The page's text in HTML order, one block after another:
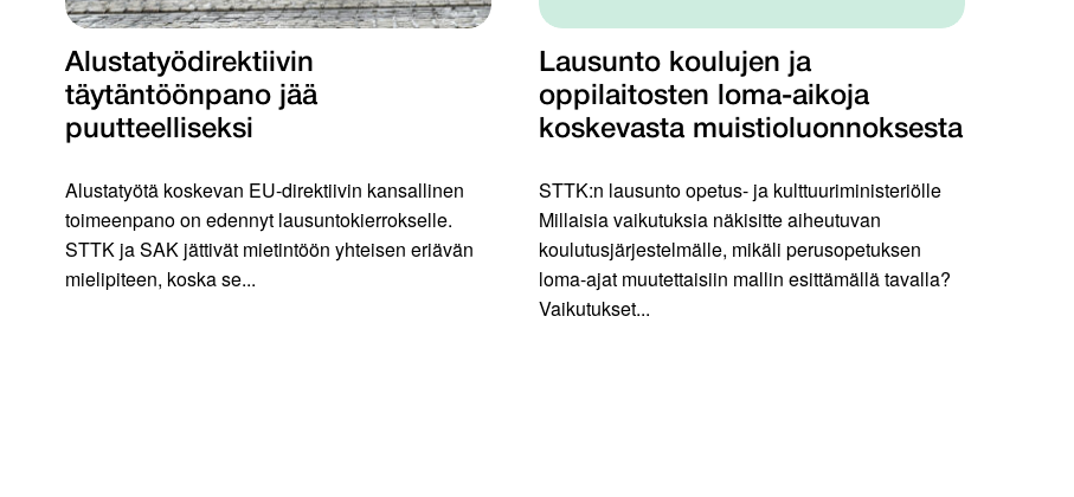
Alustatyödirektiivin
täytäntöönpano jää
puutteelliseksi
Alustatyötä koskevan EU-direktiivin kansallinen
toimeenpano on edennyt lausuntokierrokselle.
STTK ja SAK jättivät mietintöön yhteisen eriävän
mielipiteen, koska se...
Lausunto koulujen ja
oppilaitosten loma-aikoja
koskevasta muistioluonnoksesta
STTK:n lausunto opetus- ja kulttuuriministeriölle
Millaisia vaikutuksia näkisitte aiheutuvan
koulutusjärjestelmälle, mikäli perusopetuksen
loma-ajat muutettaisiin mallin esittämällä tavalla?
Vaikutukset...